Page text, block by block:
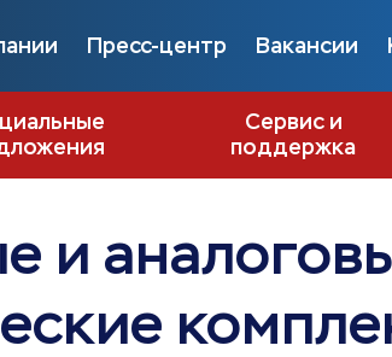
Пресс-центр Вакансии
Сервис и
поддержка
и